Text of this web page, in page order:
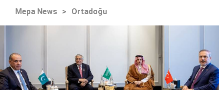
Mepa News > Ortadoğu